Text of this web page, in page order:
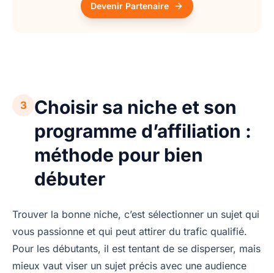
Devenir Partenaire
3
Choisir sa niche et son
programme d’affiliation :
méthode pour bien
débuter
Trouver la bonne niche, c’est sélectionner un sujet qui
vous passionne et qui peut attirer du trafic qualifié.
Pour les débutants, il est tentant de se disperser, mais
mieux vaut viser un sujet précis avec une audience